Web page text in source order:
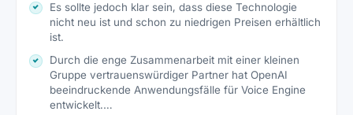
Es sollte jedoch klar sein, dass diese Technologie
nicht neu ist und schon zu niedrigen Preisen erhältlich
ist.
Durch die enge Zusammenarbeit mit einer kleinen
Gruppe vertrauenswürdiger Partner hat OpenAI
beeindruckende Anwendungsfälle für Voice Engine
entwickelt.…